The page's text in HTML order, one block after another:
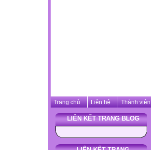
Trang chủ Liên hệ Thành viên
LIÊN KẾT TRANG BLOG